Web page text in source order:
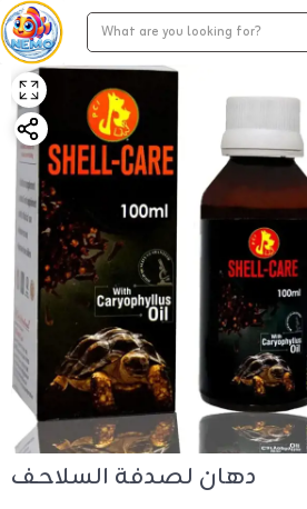
دهان لصدفة السلاحف